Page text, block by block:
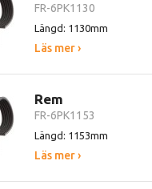
FR-6PK1130
Längd: 1130mm
Läs mer ›
Rem
FR-6PK1153
Längd: 1153mm
Läs mer ›